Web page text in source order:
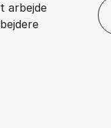
arbejde
– og vi be­ta­ler